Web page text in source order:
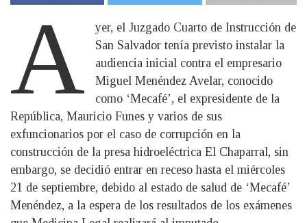
A
yer, el Juzgado Cuarto de Instrucción de
San Salvador tenía previsto instalar la
audiencia inicial contra el empresario
Miguel Menéndez Avelar, conocido
como ‘Mecafé’, el expresidente de la
República, Mauricio Funes y varios de sus
exfuncionarios por el caso de corrupción en la
construcción de la presa hidroeléctrica El Chaparral, sin
embargo, se decidió entrar en receso hasta el miércoles
21 de septiembre, debido al estado de salud de ‘Mecafé’
Menéndez, a la espera de los resultados de los exámenes